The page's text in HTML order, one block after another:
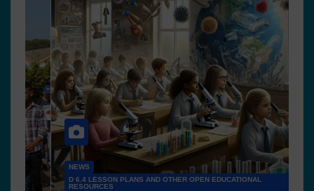
NEWS
D 6.4 LESSON PLANS AND OTHER OPEN EDUCATIONAL
RESOURCES